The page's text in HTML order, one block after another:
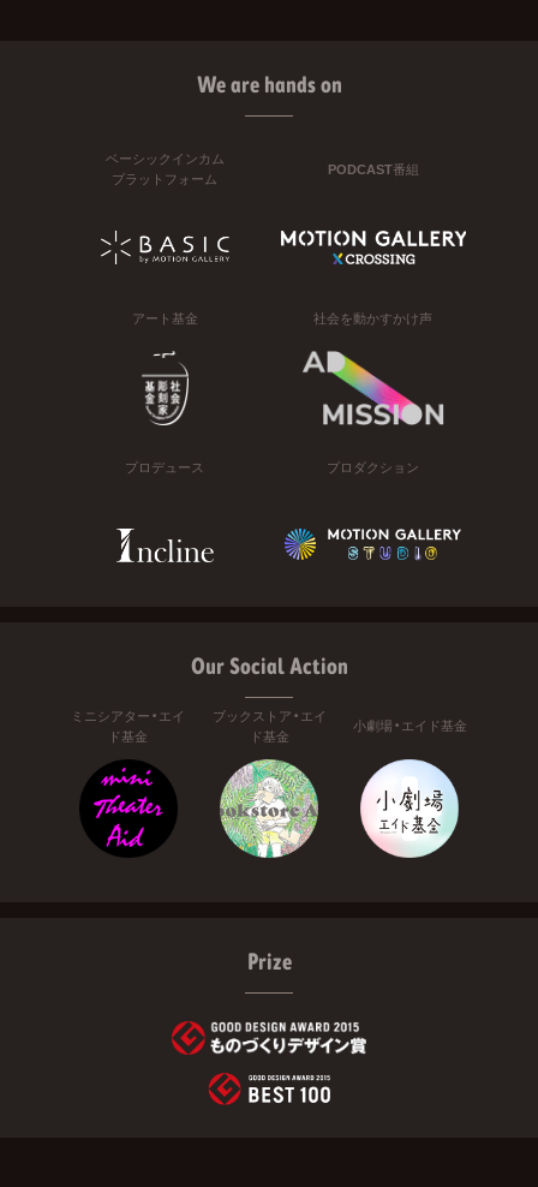
We are hands on
ベーシックインカム
プラットフォーム
PODCAST番組
アート基金 社会を動かすかけ声
プロデュース プロダクション
Our Social Action
ミニシアター・エイ
ド基金
ブックストア・エイ
ド基金
小劇場・エイド基金
Prize